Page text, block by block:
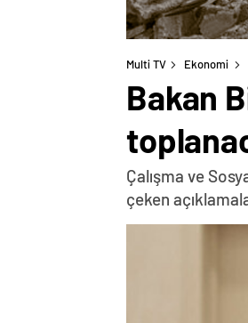
Multi TV Ekonomi
Bakan
Çalışma ve
çeken